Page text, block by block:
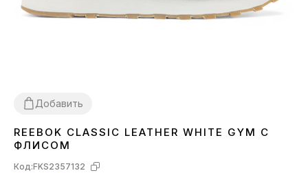
Добавить
36 3738394143444546
REEBOK CLASSIC LEATHER WHITE GYM С
ФЛИСОМ
Код:FKS2357132